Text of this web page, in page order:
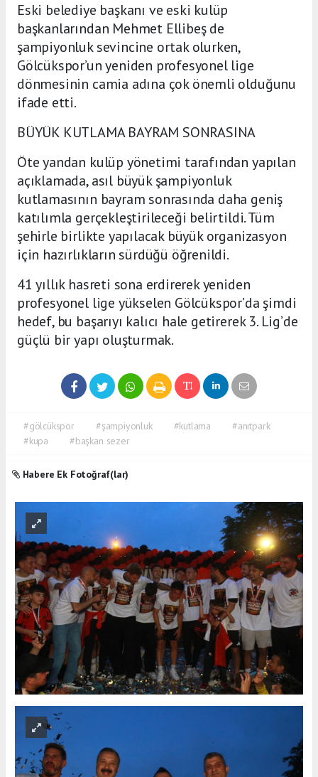
Eski belediye başkanı ve eski kulüp
başkanlarından Mehmet Ellibeş de
şampiyonluk sevincine ortak olurken,
Gölcükspor’un yeniden profesyonel lige
dönmesinin camia adına çok önemli olduğunu
ifade etti.
BÜYÜK KUTLAMA BAYRAM SONRASINA
Öte yandan kulüp yönetimi tarafından yapılan
açıklamada, asıl büyük şampiyonluk
kutlamasının bayram sonrasında daha geniş
katılımla gerçekleştirileceği belirtildi. Tüm
şehirle birlikte yapılacak büyük organizasyon
için hazırlıkların sürdüğü öğrenildi.
41 yıllık hasreti sona erdirerek yeniden
profesyonel lige yükselen Gölcükspor’da şimdi
hedef, bu başarıyı kalıcı hale getirerek 3. Lig’de
güçlü bir yapı oluşturmak.
#gölcükspor #şampiyonluk #kutlama
#anıtpark
#kupa
#başkan sezer
Habere Ek Fotoğraf(lar)